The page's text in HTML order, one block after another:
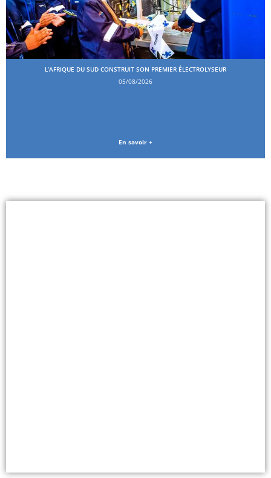
L’AFRIQUE DU SUD CONSTRUIT SON PREMIER ÉLECTROLYSEUR
05/08/2026
En savoir +